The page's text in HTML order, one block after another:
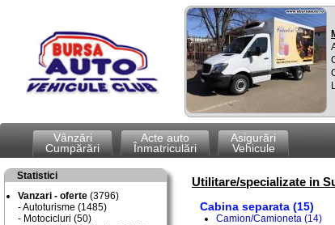
Vânzări
Cumpărări
Acte auto
Înmatriculări
Asigurări
Vehicule
Statistici
Vanzari - oferte (3796)
Autoturisme (1485)
Motocicluri (50)
Utilitare/specializate in
Cabina separata (15)
Camion/Camioneta (14)